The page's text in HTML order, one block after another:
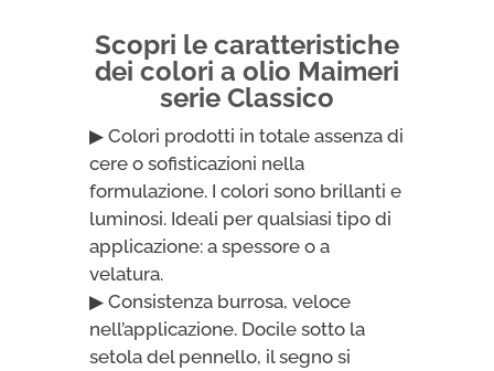
Scopri le caratteristiche
dei colori a olio Maimeri
serie Classico
▶ Colori prodotti in totale assenza di
cere o sofisticazioni nella
formulazione. I colori sono brillanti e
luminosi. Ideali per qualsiasi tipo di
applicazione: a spessore o a
velatura.
▶ Consistenza burrosa, veloce
nell’applicazione. Docile sotto la
setola del pennello, il segno si